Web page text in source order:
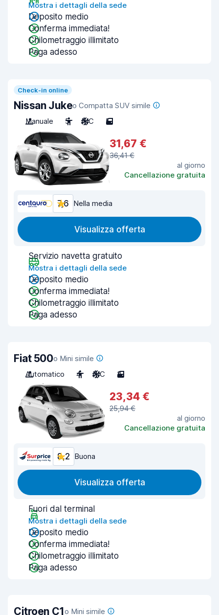
Mostra i dettagli della sede
Deposito medio
Conferma immediata!
Chilometraggio illimitato
Paga adesso
Check-in online
Nissan Jukeo Compatta SUV simile
Manuale
5 A/C 5
31,67 €
36,41 €
al giorno
Cancellazione gratuita
7,6 Nella media
Visualizza offerta
Servizio navetta gratuito
Mostra i dettagli della sede
Deposito medio
Conferma immediata!
Chilometraggio illimitato
Paga adesso
Fiat 500o Mini simile
Automatico
4 A/C 3
23,34 €
25,94 €
al giorno
Cancellazione gratuita
8,2 Buona
Visualizza offerta
Fuori dal terminal
Mostra i dettagli della sede
Deposito medio
Conferma immediata!
Chilometraggio illimitato
Paga adesso
Citroen C1o Mini simile